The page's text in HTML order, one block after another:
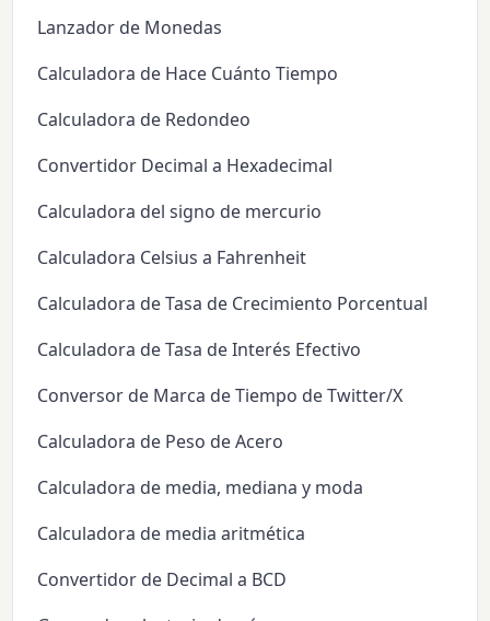
Lanzador de Monedas
Calculadora de Hace Cuánto Tiempo
Calculadora de Redondeo
Convertidor Decimal a Hexadecimal
Calculadora del signo de mercurio
Calculadora Celsius a Fahrenheit
Calculadora de Tasa de Crecimiento Porcentual
Calculadora de Tasa de Interés Efectivo
Conversor de Marca de Tiempo de Twitter/X
Calculadora de Peso de Acero
Calculadora de media, mediana y moda
Calculadora de media aritmética
Convertidor de Decimal a BCD